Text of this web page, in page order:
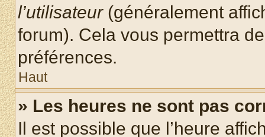
l’utilisateur(généralement
forum). Cela vous permettra
préférences.
Haut
» Les heures ne sont pas
Il est possible que l’heure